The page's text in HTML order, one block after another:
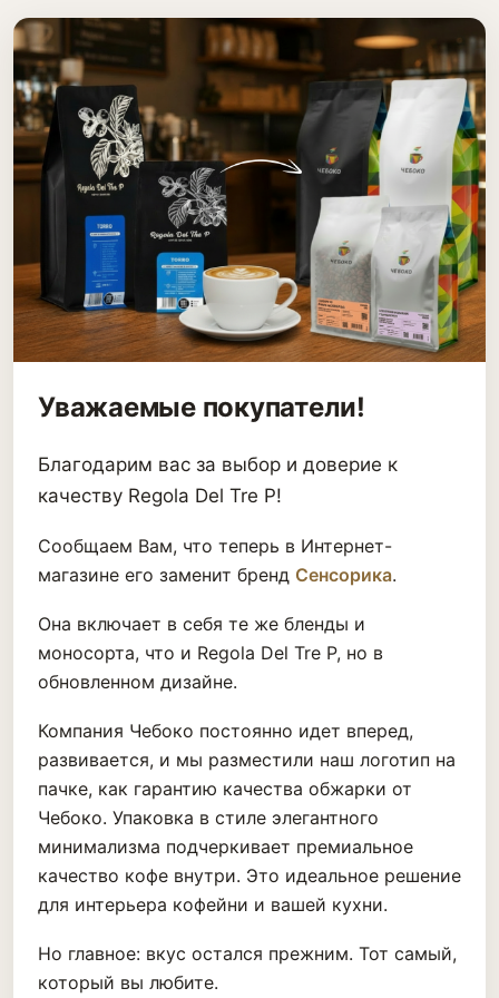
Уважаемые покупатели!
Благодарим вас за выбор и доверие к
качеству Regola Del Tre P!
Сообщаем Вам, что теперь в Интернет-
магазине его заменит бренд Сенсорика.
Она включает в себя те же бленды и
моносорта, что и Regola Del Tre P, но в
обновленном дизайне.
Компания Чебоко постоянно идет вперед,
развивается, и мы разместили наш логотип на
пачке, как гарантию качества обжарки от
Чебоко. Упаковка в стиле элегантного
минимализма подчеркивает премиальное
качество кофе внутри. Это идеальное решение
для интерьера кофейни и вашей кухни.
Но главное: вкус остался прежним. Тот самый,
который вы любите.